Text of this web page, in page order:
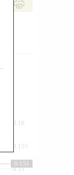
0.15
0.155
0.16
0.151